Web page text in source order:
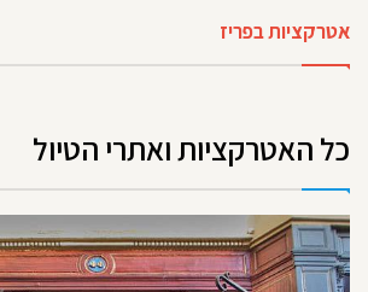
אטרקציות בפריז
כל האטרקציות ואתרי הטיול